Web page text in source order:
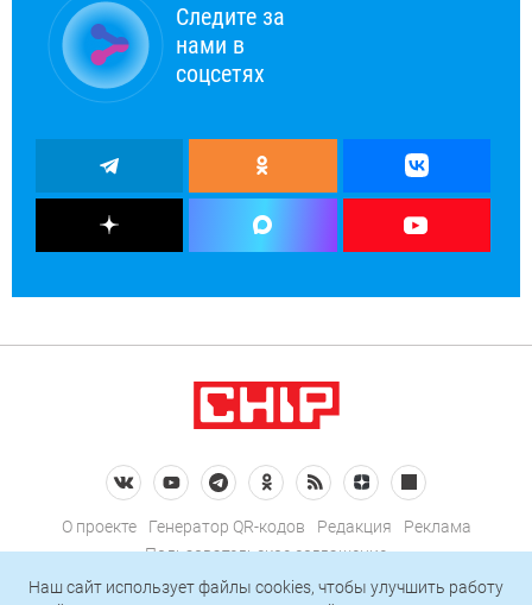
Следите за
нами в
соцсетях
О проекте Генератор QR-кодов Редакция
Реклама
Пользовательское соглашение
Политика конфиденциальности
Наш сайт использует файлы cookies, чтобы улучшить работу